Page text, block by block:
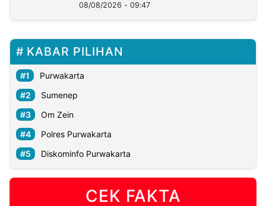
08/08/2026 - 09:47
KABAR PILIHAN
Purwakarta
Sumenep
Om Zein
Polres Purwakarta
Diskominfo Purwakarta
CEK FAKTA